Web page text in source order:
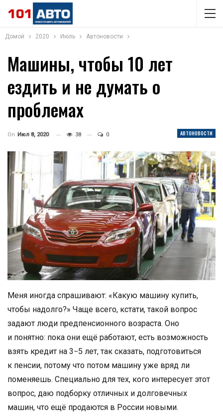
Домой 2020 Июль Автоновости
Машины, чтобы 10 лет
ездить и не думать о
проблемах
АВТОНОВОСТИ
On Июл 8, 2020 38 0
Меня иногда спрашивают: «Какую машину купить,
чтобы надолго?» Чаще всего, кстати, такой вопрос
задают люди предпенсионного возраста. Оно
и понятно: пока они ещё работают, есть возможность
взять кредит на 3−5 лет, так сказать, подготовиться
к пенсии, потому что потом машину уже вряд ли
поменяешь. Специально для тех, кого интересует этот
вопрос, даю подборку отличных и долговечных
машин, что ещё продаются в России новыми.